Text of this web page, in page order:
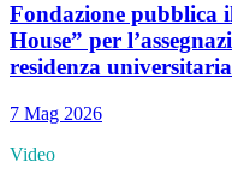
Fondazione pubblica
House” per
residenza universitaria
7 Mag 2026
Video